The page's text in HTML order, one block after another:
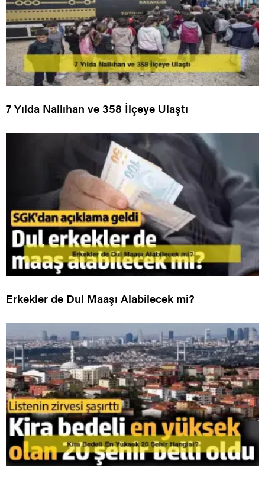
7 Yılda Nallıhan ve 358 İlçeye Ulaştı
Erkekler de Dul Maaşı Alabilecek mi?